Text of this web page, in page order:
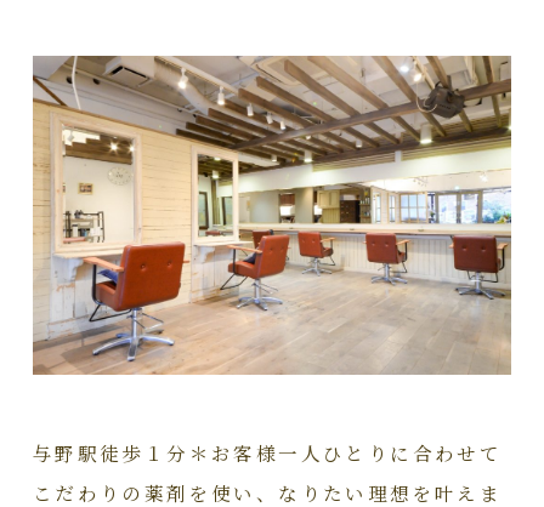
与野駅徒歩１分＊お客様一人ひとりに合わせて
こだわりの薬剤を使い、なりたい理想を叶えま